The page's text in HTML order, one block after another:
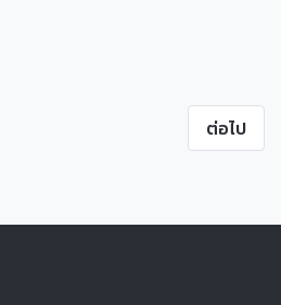
ต่อไป